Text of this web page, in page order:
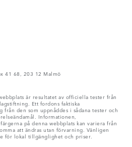
41 68, 203 12 Malmö
är resultatet av officiella tester från
Ett fordons faktiska
den som uppnåddes i sådana tester och
Informationen,
på denna webbplats kan variera från
att ändras utan förvarning. Vänligen
för lokal tillgänglighet och priser.